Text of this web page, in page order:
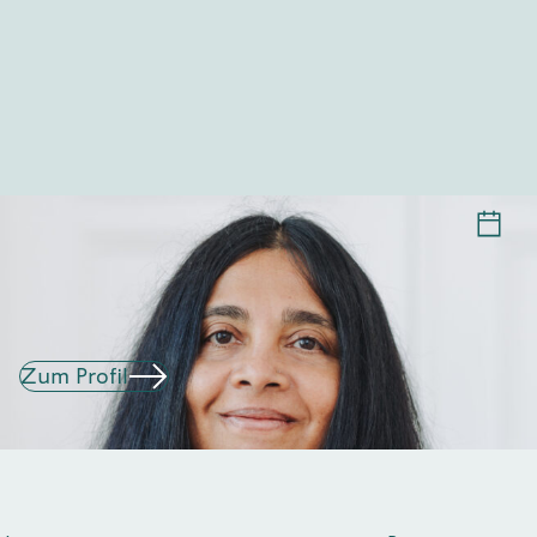
HELOISE WEBER
Zum Profil